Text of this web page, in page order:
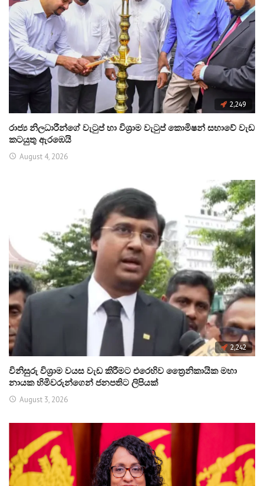
2,249
රාජ්‍ය නිලධාරීන්ගේ වැටුප් හා විශ්‍රාම වැටුප් කොමිෂන් සභාවේ වැඩ
කටයුතු ඇරඹෙයි
August 4, 2026
2,242
විනිසුරු විශ්‍රාම වයස වැඩ කිරීමට එරෙහිව ත්‍රෛනිකායික මහා
නායක හිමිවරුන්ගෙන් ජනපතිට ලිපියක්
August 3, 2026